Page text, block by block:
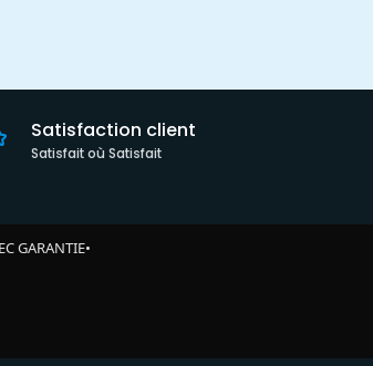
Satisfaction client
Satisfait où Satisfait
GARANTIE•